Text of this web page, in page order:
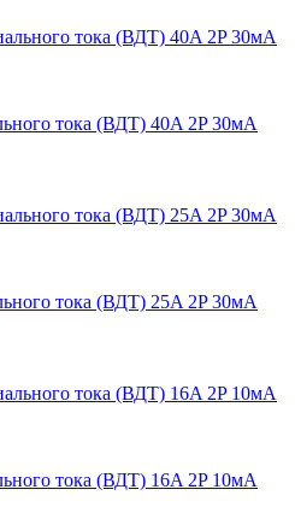
тока (ВДТ) 40A 2P 30мА
тока (ВДТ) 25A 2P 30мА
тока (ВДТ) 16A 2P 10мА